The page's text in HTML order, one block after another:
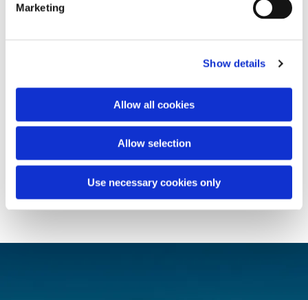
Marketing
Show details
Allow all cookies
Allow selection
Use necessary cookies only